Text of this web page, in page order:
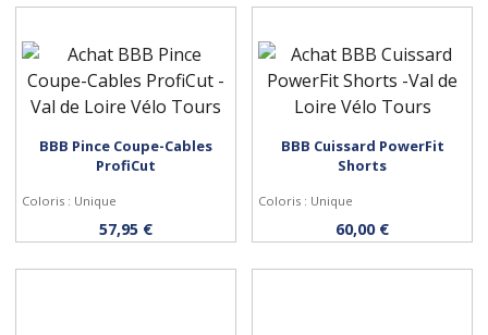
Acheter
BBB Pince Coupe-Cables
ProfiCut
Coloris : Unique
57,95 €
Personnaliser
BBB Cuissard PowerFit
Shorts
Coloris : Unique
60,00 €